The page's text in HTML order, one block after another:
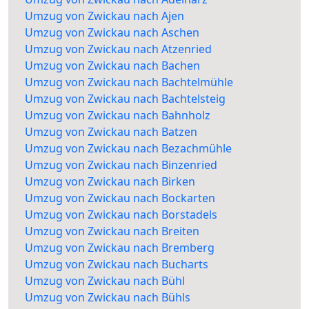
Umzug von Zwickau nach Ajen
Umzug von Zwickau nach Aschen
Umzug von Zwickau nach Atzenried
Umzug von Zwickau nach Bachen
Umzug von Zwickau nach Bachtelmühle
Umzug von Zwickau nach Bachtelsteig
Umzug von Zwickau nach Bahnholz
Umzug von Zwickau nach Batzen
Umzug von Zwickau nach Bezachmühle
Umzug von Zwickau nach Binzenried
Umzug von Zwickau nach Birken
Umzug von Zwickau nach Bockarten
Umzug von Zwickau nach Borstadels
Umzug von Zwickau nach Breiten
Umzug von Zwickau nach Bremberg
Umzug von Zwickau nach Bucharts
Umzug von Zwickau nach Bühl
Umzug von Zwickau nach Bühls